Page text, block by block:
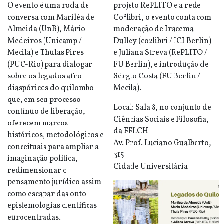
O evento é uma roda de
conversa com Mariléa de
Almeida (UnB), Mário
Medeiros (Unicamp /
Mecila) e Thulas Pires
(PUC-Rio) para dialogar
sobre os legados afro-
diaspóricos do quilombo
que, em seu processo
contínuo de liberação,
oferecem marcos
históricos, metodológicos e
conceituais para ampliar a
imaginação política,
redimensionar o
pensamento jurídico assim
como escapar das onto-
epistemologias científicas
eurocentradas.
projeto RePLITO e a rede
Co²libri, o evento conta com
moderação de Iracema
Dulley (co2libri / ICI Berlin)
e Juliana Streva (RePLITO /
FU Berlin), e introdução de
Sérgio Costa (FU Berlin /
Mecila).
Local: Sala 8, no conjunto de
Ciências Sociais e Filosofia,
da FFLCH
Av. Prof. Luciano Gualberto,
315
Cidade Universitária